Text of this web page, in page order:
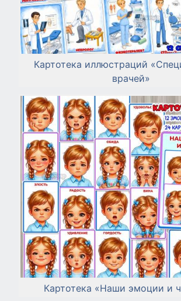
Картотека иллюстраций
врачей»
Картотека «Наши эмоции и